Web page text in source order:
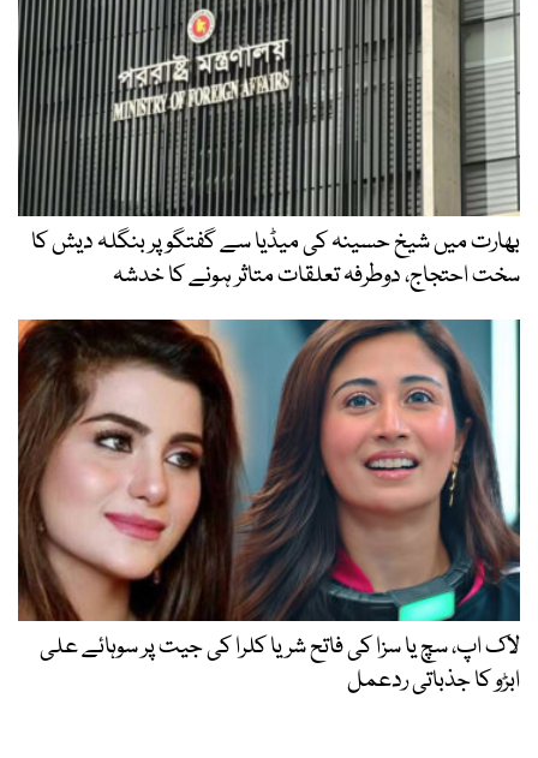
بھارت میں شیخ حسینہ کی میڈیا سے گفتگو پر بنگلہ دیش کا
سخت احتجاج، دوطرفہ تعلقات متاثر ہونے کا خدشہ
لاک اپ، سچ یا سزا کی فاتح شریا کلرا کی جیت پر سوہائے علی
ابڑو کا جذباتی ردعمل